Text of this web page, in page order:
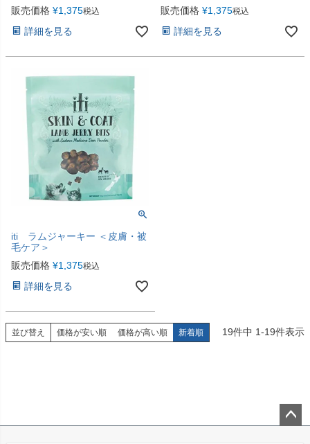
販売価格 ¥1,375税込
詳細を見る
販売価格 ¥1,375税込
詳細を見る
iti ラムジャーキー ＜皮膚・被
毛ケア＞
販売価格 ¥1,375税込
詳細を見る
並び替え 価格が安い順 価格が高い順 新着順 19件中 1-19件表示